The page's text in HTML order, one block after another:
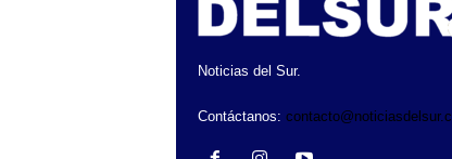
Noticias del Sur.
Contáctanos: contacto@noticiasdelsur.cl